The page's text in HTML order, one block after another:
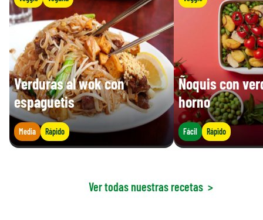
Verduras al wok con
espaguetis
Media Rápido
Ñoquis con
horno
Fácil Rápido
Ver todas nuestras recetas >